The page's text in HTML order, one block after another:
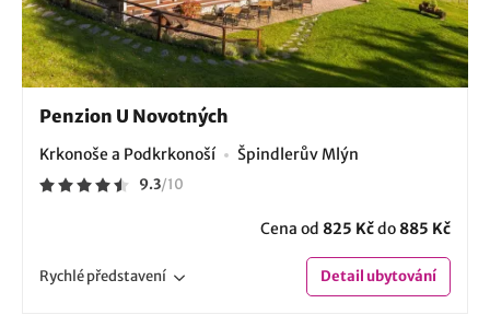
Penzion U Novotných
Krkonoše a Podkrkonoší Špindlerův Mlýn
9.3/10
Cena od 825 Kčdo 885 Kč
Rychlépředstavení Detailubytování